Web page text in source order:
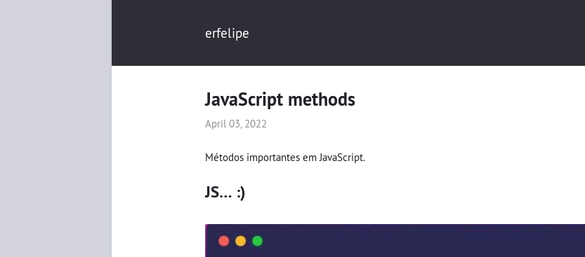
erfelipe
JavaScript methods
April 03, 2022
Métodos importantes em JavaScript.
JS… :)